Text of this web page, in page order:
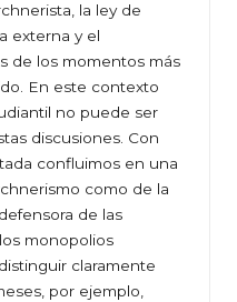
la ley de
externa y el
de los momentos más
En este contexto
no puede ser
discusiones. Con
confluimos en una
como de la
de las
monopolios
claramente
por ejemplo,